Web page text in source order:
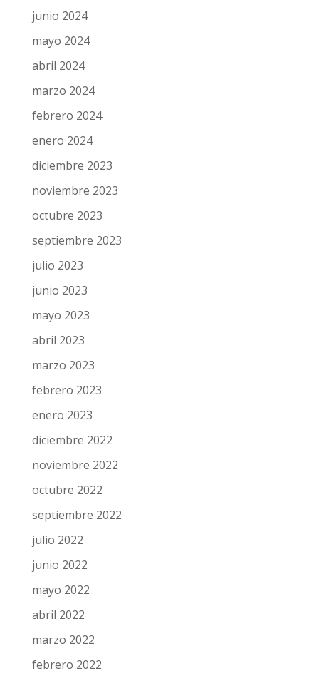
junio 2024
mayo 2024
abril 2024
marzo 2024
febrero 2024
enero 2024
diciembre 2023
noviembre 2023
octubre 2023
septiembre 2023
julio 2023
junio 2023
mayo 2023
abril 2023
marzo 2023
febrero 2023
enero 2023
diciembre 2022
noviembre 2022
octubre 2022
septiembre 2022
julio 2022
junio 2022
mayo 2022
abril 2022
marzo 2022
febrero 2022